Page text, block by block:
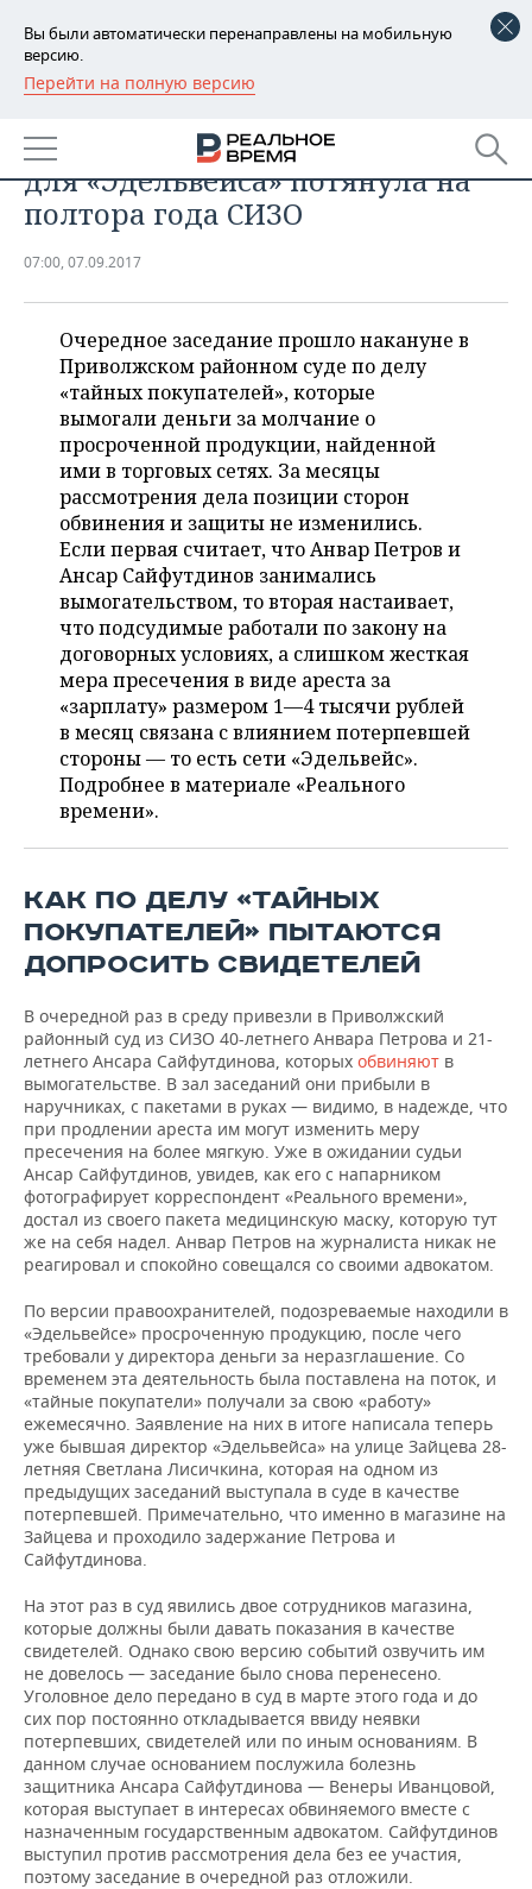
Вы были автоматически перенаправлены на мобильную
версию.
Перейти на полную версию
РЕГИОНЫ
БАШКОРТОСТАН
ТАТАРСТАН
НОВОСТИ
АНАЛИТИКА
ДЕКЛАРАЦИИ О ДОХОДАХ
КОРОЛИ ГОСЗАКАЗА ПФО
ВУЗЫ ТАТАРСТАНА
КОМУ ПРИНАДЛЕЖАТ
ТОРГОВЫЕ ЦЕНТРЫ
ТАТАРСТАНА
НОВОСТИ ЭКОНОМИКИ
ФИНАНСЫ
БАНКИ
БЮДЖЕТ
ИНВЕСТИЦИИ
ПРОМЫШЛЕННОСТЬ
НОВОСТИ
ПРОМЫШЛЕННОСТИ
АГРОПРОМ
МАШИНОСТРОЕНИЕ
НЕФТЕХИМИЯ
НЕФТЬ
ОПК
ЭНЕРГЕТИКА
НЕДВИЖИМОСТЬ
НОВОСТИ НЕДВИЖИМОСТИ
АВТО
НОВОСТИ АВТО
БИЗНЕС
НОВОСТИ БИЗНЕСА
РОЗНИЧНАЯ ТОРГОВЛЯ
ТРАНСПОРТ
УСЛУГИ
ТЕХНОЛОГИИ
НОВОСТИ ТЕХНОЛОГИЙ
МЕДИА
ТЕЛЕКОММУНИКАЦИИ
МЕРОПРИЯТИЯ
НОВОСТИ МЕРОПРИЯТИЙ
ВЫЕЗДНАЯ РЕДАКЦИЯ
БИЗНЕС-БРАНЧИ
ONLINE-КОНФЕРЕНЦИИ
ОТКРЫТАЯ ЛЕКЦИЯ
СПОРТ
НОВОСТИ СПОРТА
ФУТБОЛ
ХОККЕЙ
БАСКЕТБОЛ
ВОЛЕЙБОЛ
КИБЕРСПОРТ
ФИГУРНОЕ КАТАНИЕ
ВОДНЫЕ ВИДЫ СПОРТА
ХОККЕЙ С МЯЧОМ
ОБЩЕСТВО
НОВОСТИ ОБЩЕСТВА
ВЛАСТЬ
ИНФРАСТРУКТУРА
ИСТОРИЯ
КУЛЬТУРА
МЕДИЦИНА
ОБРАЗОВАНИЕ
ПРОИСШЕСТВИЯ
ФОТОГАЛЕРЕЯ
СЮЖЕТЫ
СПРАВОЧНИК
СПИСОК ПЕРСОН
СПИСОК КОМПАНИЙ
ПОЛНАЯ ВЕРСИЯ
Услуга «тайных покупателей»
для «Эдельвейса» потянула на
полтора года СИЗО
07:00, 07.09.2017
Очередное заседание прошло накануне в
Приволжском районном суде по делу
«тайных покупателей», которые
вымогали деньги за молчание о
просроченной продукции, найденной
ими в торговых сетях. За месяцы
рассмотрения дела позиции сторон
обвинения и защиты не изменились.
Если первая считает, что Анвар Петров и
Ансар Сайфутдинов занимались
вымогательством, то вторая настаивает,
что подсудимые работали по закону на
договорных условиях, а слишком жесткая
мера пресечения в виде ареста за
«зарплату» размером 1—4 тысячи рублей
в месяц связана с влиянием потерпевшей
стороны — то есть сети «Эдельвейс».
Подробнее в материале «Реального
времени».
КАК ПО ДЕЛУ «ТАЙНЫХ
ПОКУПАТЕЛЕЙ» ПЫТАЮТСЯ
ДОПРОСИТЬ СВИДЕТЕЛЕЙ
В очередной раз в среду привезли в Приволжский
районный суд из СИЗО 40-летнего Анвара Петрова и 21-
летнего Ансара Сайфутдинова, которых обвиняют в
вымогательстве. В зал заседаний они прибыли в
наручниках, с пакетами в руках — видимо, в надежде, что
при продлении ареста им могут изменить меру
пресечения на более мягкую. Уже в ожидании судьи
Ансар Сайфутдинов, увидев, как его с напарником
фотографирует корреспондент «Реального времени»,
достал из своего пакета медицинскую маску, которую тут
же на себя надел. Анвар Петров на журналиста никак не
реагировал и спокойно совещался со своими адвокатом.
По версии правоохранителей, подозреваемые находили в
«Эдельвейсе» просроченную продукцию, после чего
требовали у директора деньги за неразглашение. Со
временем эта деятельность была поставлена на поток, и
«тайные покупатели» получали за свою «работу»
ежемесячно. Заявление на них в итоге написала теперь
уже бывшая директор «Эдельвейса» на улице Зайцева 28-
летняя Светлана Лисичкина, которая на одном из
предыдущих заседаний выступала в суде в качестве
потерпевшей. Примечательно, что именно в магазине на
Зайцева и проходило задержание Петрова и
Сайфутдинова.
На этот раз в суд явились двое сотрудников магазина,
которые должны были давать показания в качестве
свидетелей. Однако свою версию событий озвучить им
не довелось — заседание было снова перенесено.
Уголовное дело передано в суд в марте этого года и до
сих пор постоянно откладывается ввиду неявки
потерпевших, свидетелей или по иным основаниям. В
данном случае основанием послужила болезнь
защитника Ансара Сайфутдинова — Венеры Иванцовой,
которая выступает в интересах обвиняемого вместе с
назначенным государственным адвокатом. Сайфутдинов
выступил против рассмотрения дела без ее участия,
поэтому заседание в очередной раз отложили.